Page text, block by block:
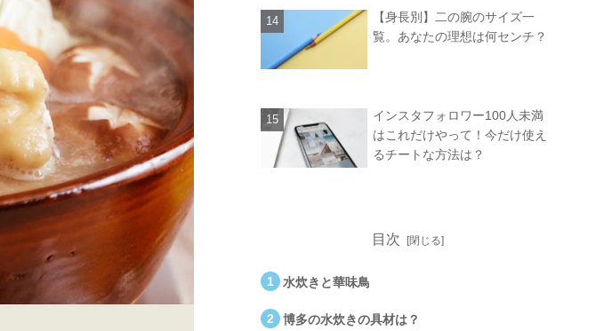
【身長別】二の腕のサイズ一
覧。あなたの理想は何センチ？
インスタフォロワー100人未満
はこれだけやって！今だけ使え
るチートな方法は？
目次
水炊きと華味鳥
博多の水炊きの具材は？